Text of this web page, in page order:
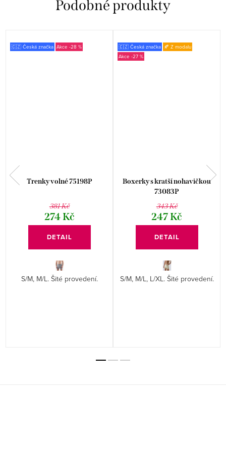
🇨🇿 Česká značka -28 %
Trenky volné 75198P
381 Kč
274 Kč
DETAIL
S/M, M/L. Šité provedení.
🇨🇿 Česká značka 🍂 Z modalu
-27 %
Boxerky s kratší nohavičkou
73083P
343 Kč
247 Kč
DETAIL
S/M, M/L, L/XL. Šité provedení.